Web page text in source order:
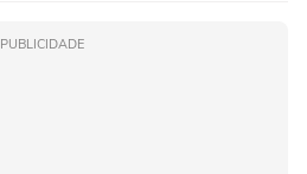
PUBLICIDADE